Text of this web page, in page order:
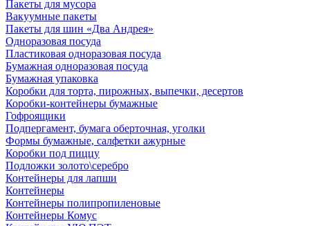
Пакеты для мусора
Вакуумные пакеты
Пакеты для шин «Два Андрея»
Одноразовая посуда
Пластиковая одноразовая посуда
Бумажная одноразовая посуда
Бумажная упаковка
Коробки для торта, пирожных, выпечки, десертов
Коробки-контейнеры бумажные
Гофроящики
Подпергамент, бумага оберточная, уголки
Формы бумажные, салфетки ажурные
Коробки под пиццу
Подложки золото\серебро
Контейнеры для лапши
Контейнеры
Контейнеры полипропиленовые
Контейнеры Комус